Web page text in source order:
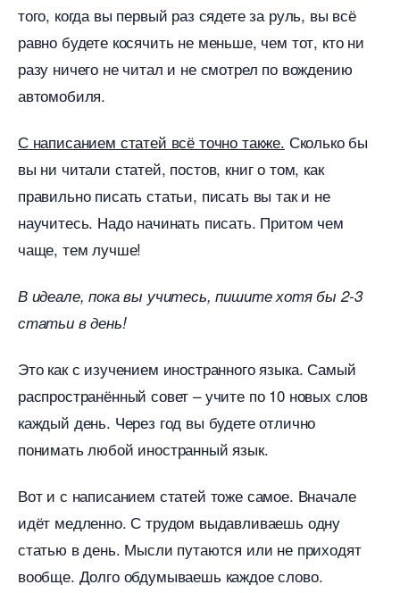
того, когда вы первый раз сядете за руль, вы всё
равно будете косячить не меньше, чем тот, кто ни
разу ничего не читал и не смотрел по вождению
автомобиля.
С написанием статей всё точно также. Сколько бы
ы ни читали статей, постов, книг о том, как
правильно писать статьи, писать вы так и не
научитесь. Надо начинать писать. Притом чем
чаще, тем лучше!
идеале, пока вы учитесь, пишите хотя бы 2-3
статьи в день!
Это как с изучением иностранного языка. Самый
распространённый совет – учите по 10 новых сло
каждый день. Через год вы будете отлично
понимать любой иностранный язык.
от и с написанием статей тоже самое. Вначале
идёт медленно. С трудом выдавливаешь одну
статью в день. Мысли путаются или не приходят
ообще. Долго обдумываешь каждое слово.